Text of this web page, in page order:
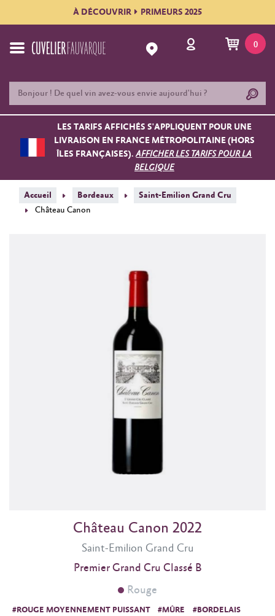
À DÉCOUVRIR PRIMEURS 2025
0
LES TARIFS AFFICHÉS S'APPLIQUENT POUR UNE
LIVRAISON EN FRANCE MÉTROPOLITAINE (HORS
ÎLES FRANÇAISES).AFFICHER LES TARIFS POUR LA
BELGIQUE
Accueil Bordeaux
Saint-Emilion Grand Cru
Château Canon
Saint-Emilion Grand Cru
Château Canon 2022
Premier Grand Cru Classé B
Rouge
#ROUGE MOYENNEMENT PUISSANT #MÛRE #BORDELAIS